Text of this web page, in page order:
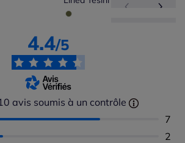
4.4/5
avis soumis à un contrôle
7
2